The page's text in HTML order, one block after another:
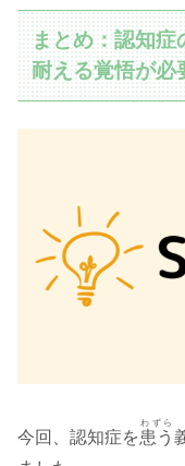
まとめ：認知症
耐える覚悟が必
今回、認知症を患う
わずら